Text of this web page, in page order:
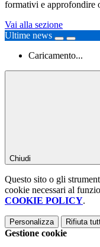
formativi e approfondire
Vai alla sezione
Ultime news
Caricamento...
Chiudi
Questo sito o gli
cookie necessari al
COOKIE POLICY.
Personalizza Rifiuta
Gestione cookie